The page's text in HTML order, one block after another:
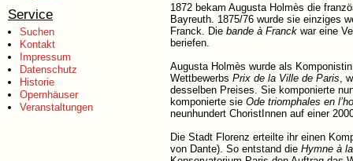
Service
Suchen
Kontakt
Impressum
Datenschutz
Historie
Opernhäuser
Veranstaltungen
1872 bekam Augusta Holmès die
Bayreuth. 1875/76 wurde sie einziges
Franck. Die bande à Franck war eine
beriefen.
Augusta Holmès wurde als
Wettbewerbs Prix de la Ville de Paris,
desselben Preises. Sie komponierte
komponierte sie Ode triomphales en
neunhundert ChoristInnen auf einer
Die Stadt Florenz erteilte ihr einen
von Dante). So entstand die Hymne à